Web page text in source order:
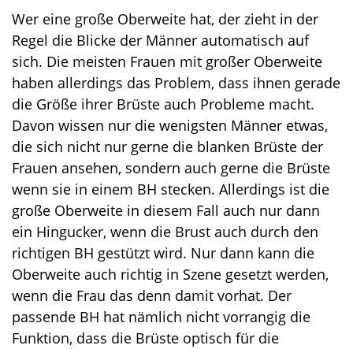
o
n
Wer eine große Oberweite hat, der zieht in der
Regel die Blicke der Männer automatisch auf
sich. Die meisten Frauen mit großer Oberweite
haben allerdings das Problem, dass ihnen gerade
die Größe ihrer Brüste auch Probleme macht.
Davon wissen nur die wenigsten Männer etwas,
die sich nicht nur gerne die blanken Brüste der
Frauen ansehen, sondern auch gerne die Brüste
wenn sie in einem BH stecken. Allerdings ist die
große Oberweite in diesem Fall auch nur dann
ein Hingucker, wenn die Brust auch durch den
richtigen BH gestützt wird. Nur dann kann die
Oberweite auch richtig in Szene gesetzt werden,
wenn die Frau das denn damit vorhat. Der
passende BH hat nämlich nicht vorrangig die
Funktion, dass die Brüste optisch für die